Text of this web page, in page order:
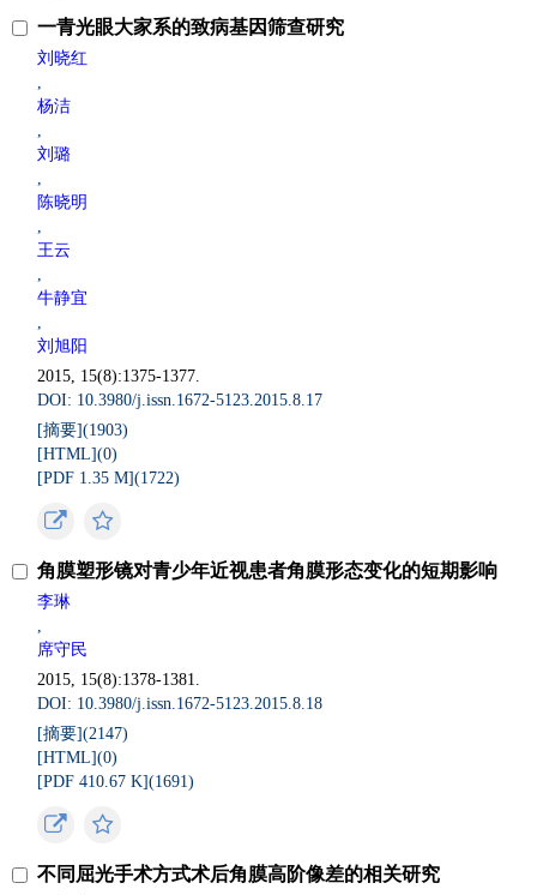
一青光眼大家系的致病基因筛查研究
刘晓红
,
杨洁
,
刘璐
,
陈晓明
,
王云
,
牛静宜
,
刘旭阳
2015, 15(8):1375-1377.
DOI: 10.3980/j.issn.1672-5123.2015.8.17
[摘要](1903)
[HTML](0)
[PDF 1.35 M](1722)
角膜塑形镜对青少年近视患者角膜形态变化的短期影响
李琳
,
席守民
2015, 15(8):1378-1381.
DOI: 10.3980/j.issn.1672-5123.2015.8.18
[摘要](2147)
[HTML](0)
[PDF 410.67 K](1691)
不同屈光手术方式术后角膜高阶像差的相关研究